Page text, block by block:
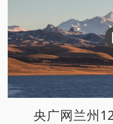
央广网兰州